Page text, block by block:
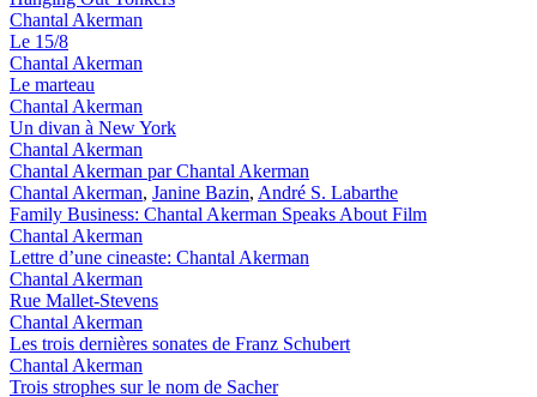
Chantal Akerman
Le 15/8
Chantal Akerman
Le marteau
Chantal Akerman
Un divan à New York
Chantal Akerman
Chantal Akerman par Chantal Akerman
Chantal Akerman, Janine Bazin, André S. Labarthe
Family Business: Chantal Akerman Speaks About Film
Chantal Akerman
Lettre d’une cineaste: Chantal Akerman
Chantal Akerman
Rue Mallet-Stevens
Chantal Akerman
Les trois dernières sonates de Franz Schubert
Chantal Akerman
Trois strophes sur le nom de Sacher